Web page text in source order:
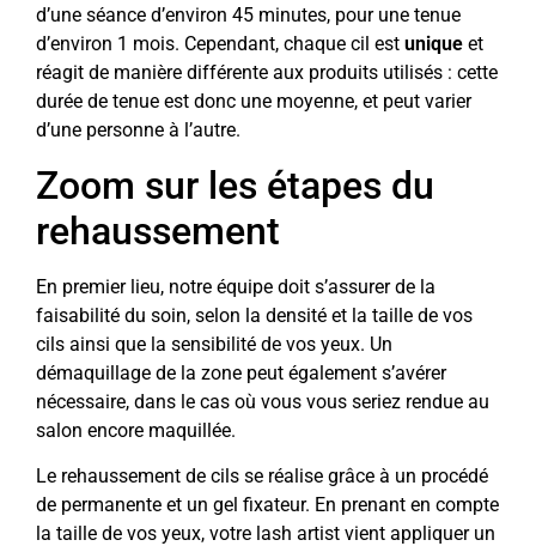
d’une séance d’environ 45 minutes, pour une tenue
d’environ 1 mois. Cependant, chaque cil est unique et
réagit de manière différente aux produits utilisés : cette
durée de tenue est donc une moyenne, et peut varier
d’une personne à l’autre.
Zoom sur les étapes du
rehaussement
En premier lieu, notre équipe doit s’assurer de la
faisabilité du soin, selon la densité et la taille de vos
cils ainsi que la sensibilité de vos yeux. Un
démaquillage de la zone peut également s’avérer
nécessaire, dans le cas où vous vous seriez rendue au
salon encore maquillée.
Le rehaussement de cils se réalise grâce à un procédé
de permanente et un gel fixateur. En prenant en compte
la taille de vos yeux, votre lash artist vient appliquer un